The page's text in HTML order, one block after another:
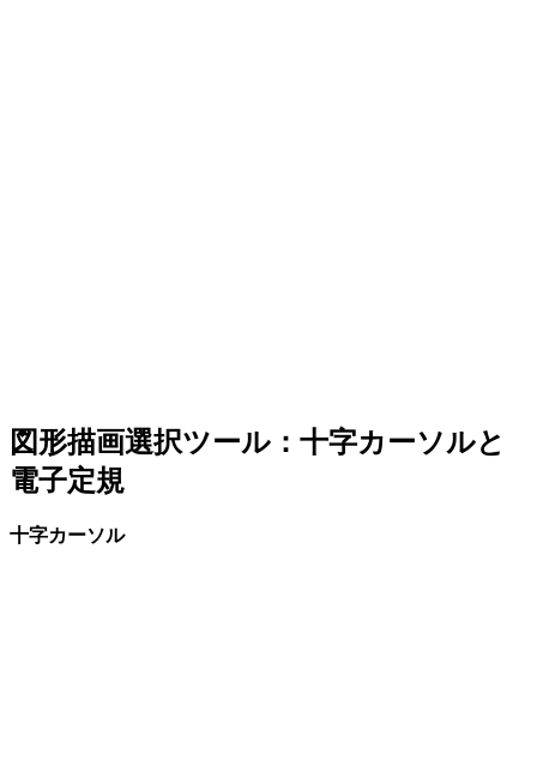
図形描画選択ツール：十字カーソルと
電子定規
十字カーソル